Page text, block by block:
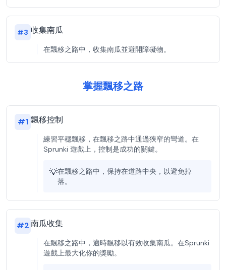
#3 收集南瓜
在飄移之路中，收集南瓜並避開障礙物。
掌握飄移之路
#1 飄移控制
練習平穩飄移，在飄移之路中通過狹窄的彎道。在
Sprunki 遊戲上，控制是成功的關鍵。
💡在飄移之路中，保持在道路中央，以避免掉
落。
#2南瓜收集
在飄移之路中，適時飄移以有效收集南瓜。在Sprunki
遊戲上最大化你的獎勵。